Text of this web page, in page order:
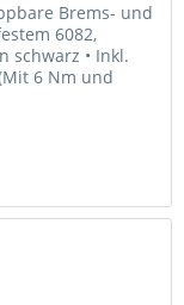
Brems- und
6082,
schwarz • Inkl.
6 Nm und